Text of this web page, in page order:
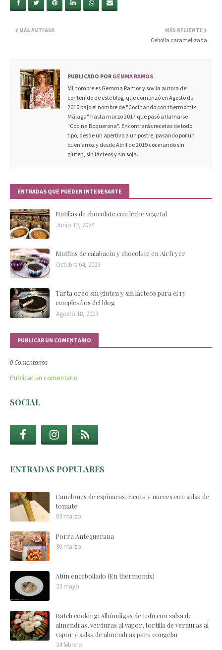
MÁS RECIENTE
Cebolla caramelizada
MÁS ANTIGUA
PUBLICADO POR GEMMA RAMOS
Mi nombre es Gemma Ramos y soy la autora del
contenido de este blog, que comenzó en Agosto de
2010 bajo el nombre de "Cocinando con thermomix
Málaga" hasta marzo 2017 que pasó a llamarse
"Cocina Boquerona". Encontrarás recetas de todo
tipo, desde un apertivo a un postre, pasando por un
buen arroz y desde Abril de 2019 cocinando sin
gluten, sin lácteos y sin soja.
ENTRADAS QUE PUEDEN INTERESARTE
Natillas de chocolate con leche vegetal
Junio 12, 2024
Muffins de calabacín y chocolate en Airfryer
Octubre 04, 2023
Tarta oreo sin gluten y sin lácteos para el 13
cumpleaños del blog
Agosto 18, 2023
PUBLICAR UN COMENTARIO
0 Comentarios
Publicar un comentario
SOCIAL
ENTRADAS POPULARES
Canelones de espinacas, ricota y nueces con salsa de
tomate
03 marzo
Porra Antequerana
30 marzo
Atún encebollado (En thermomix)
23 mayo
Batch cooking: Albóndigas de tofu con salsa de
almendras, verduras al vapor, tortilla de verduras al
vapor y salsa de almendras para congelar
24 febrero